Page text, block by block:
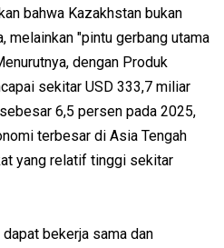
bahwa Kazakhstan bukan
melainkan "pintu gerbang utama
dengan Produk
sekitar USD 333,7 miliar
6,5 persen pada 2025,
terbesar di Asia Tengah
yang relatif tinggi sekitar
bekerja sama dan